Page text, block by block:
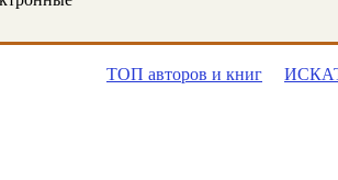
ТОП авторов и книг